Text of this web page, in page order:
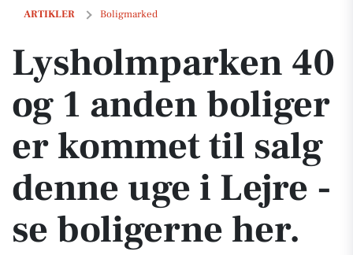
ARTIKLER Boligmarked
Lysholmparken 40 og 1 anden boliger er kommet til salg denne uge
Lysholmparken 40
og 1 anden boliger
er kommet til salg
denne uge i Lejre -
se boligerne her.